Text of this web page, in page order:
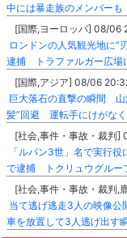
中には暴走族のメンバー
[国際,ヨーロッパ] 08/06
ロンドンの人気観光地に
逮捕 トラファルガー広場
[国際,アジア] 08/06
巨大落石の直撃の瞬間
髪”回避 運転手にけがな
[社会,事件・事故・裁判]
「ルパン3世」名で実行
で逮捕 トクリュウグルー
[社会,事件・事故・裁判,
当て逃げ逃走3人の映像
車を放置して3人逃げ出す